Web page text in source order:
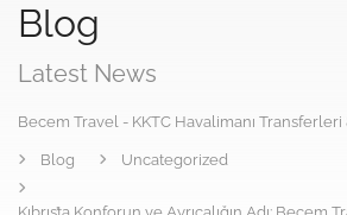
Blog
Latest News
Becem Travel - KKTC Havalimanı
Blog Uncategorized